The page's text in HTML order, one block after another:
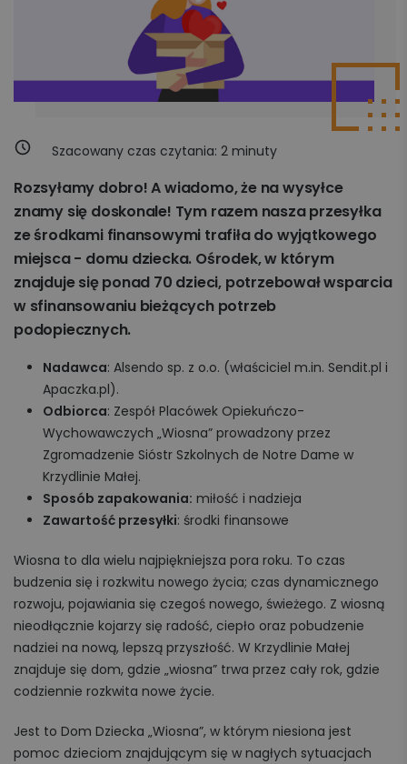
Szacowany czas czytania: 2 minuty
Rozsyłamy dobro! A wiadomo, że na wysyłce
znamy się doskonale! Tym razem nasza przesyłka
ze środkami finansowymi trafiła do wyjątkowego
miejsca - domu dziecka. Ośrodek, w którym
znajduje się ponad 70 dzieci, potrzebował wsparcia
w sfinansowaniu bieżących potrzeb
podopiecznych.
Nadawca: Alsendo sp. z o.o. (właściciel m.in. Sendit.pl i
Apaczka.pl).
Odbiorca: Zespół Placówek Opiekuńczo-
Wychowawczych „Wiosna” prowadzony przez
Zgromadzenie Sióstr Szkolnych de Notre Dame w
Krzydlinie Małej.
Sposób zapakowania: miłość i nadzieja
Zawartość przesyłki: środki finansowe
Wiosna to dla wielu najpiękniejsza pora roku. To czas
budzenia się i rozkwitu nowego życia; czas dynamicznego
rozwoju, pojawiania się czegoś nowego, świeżego. Z wiosną
nieodłącznie kojarzy się radość, ciepło oraz pobudzenie
nadziei na nową, lepszą przyszłość. W Krzydlinie Małej
znajduje się dom, gdzie „wiosna” trwa przez cały rok, gdzie
codziennie rozkwita nowe życie.
Jest to Dom Dziecka „Wiosna”, w którym niesiona jest
pomoc dzieciom znajdującym się w nagłych sytuacjach